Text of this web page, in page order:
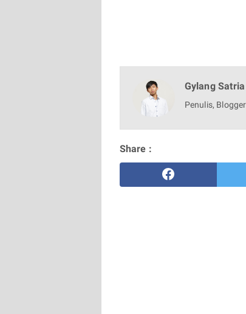
Gylang Satria
Penulis,
Share :